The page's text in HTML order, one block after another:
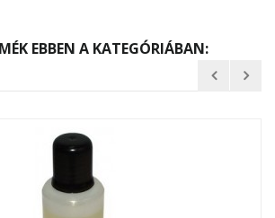
EBBEN A KATEGÓRIÁBAN: